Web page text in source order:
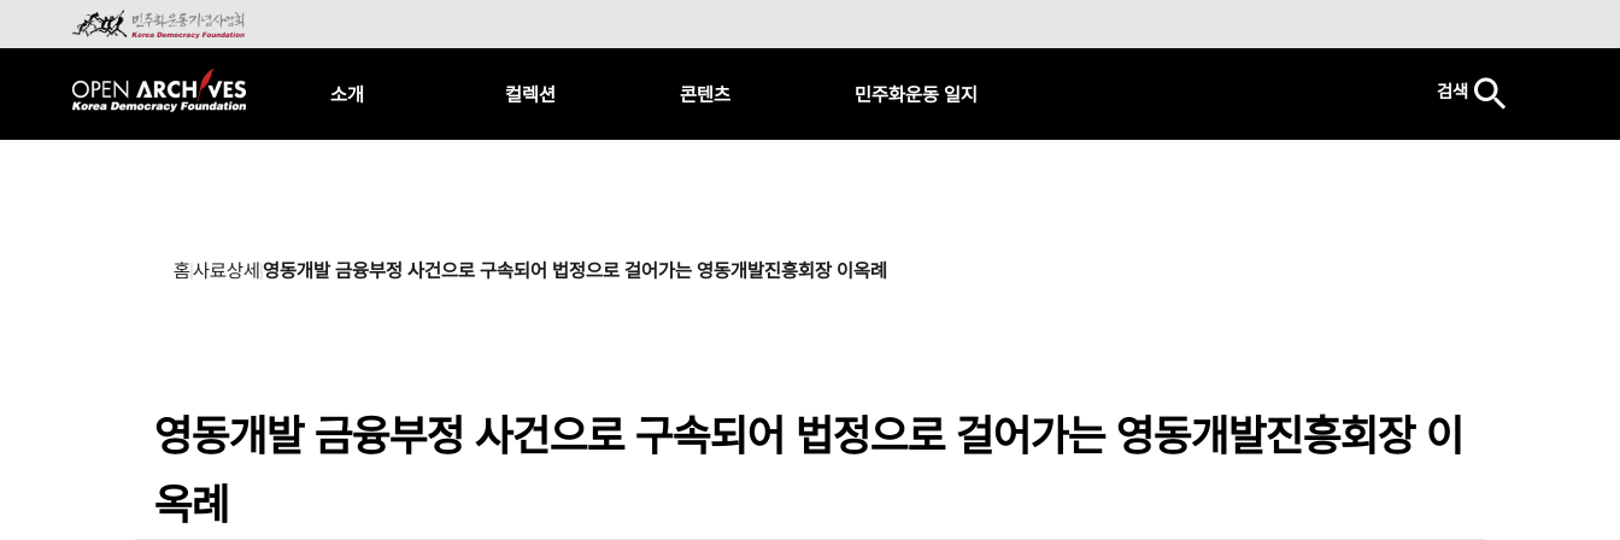
소개 컬렉션 콘텐츠 민주화운동 일지 검색
홈사료상세영동개발 금융부정 사건으로 구속되어 법정으로 걸어가는 영동개발진흥회장 이옥례
영동개발 금융부정 사건으로 구속되어 법정으로 걸어가는 영동개발진흥회장 이
옥례